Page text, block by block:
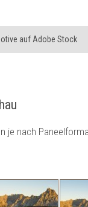
auf Adobe Stock
je nach